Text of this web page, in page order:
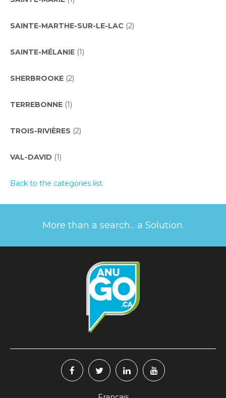
SAINTE-MARTHE-SUR-LE-LAC (2)
SAINTE-MÉLANIE (1)
SHERBROOKE (2)
TERREBONNE (1)
TROIS-RIVIÈRES (2)
VAL-DAVID (1)
Back to the categories list
More than a search... a Solution.